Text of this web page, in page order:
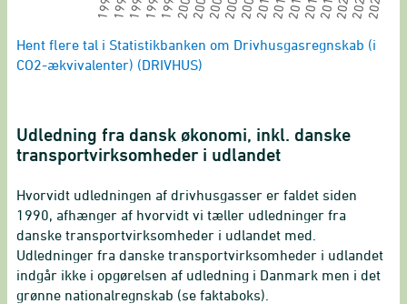
End of interactive chart.
Hent flere tal i Statistikbanken om Drivhusgasregnskab (i
CO2-ækvivalenter) (DRIVHUS)
Udledning fra dansk økonomi, inkl. danske
transportvirksomheder i udlandet
Hvorvidt udledningen af drivhusgasser er faldet siden
1990, afhænger af hvorvidt vi tæller udledninger fra
danske transportvirksomheder i udlandet med.
Udledninger fra danske transportvirksomheder i udlandet
indgår ikke i opgørelsen af udledning i Danmark men i det
grønne nationalregnskab (se faktaboks).